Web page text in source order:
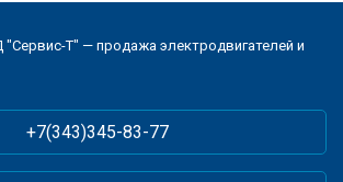
Т" — продажа электродвигателей и
+7(343)345-83-77